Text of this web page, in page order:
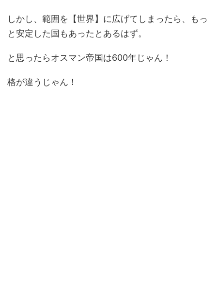
しかし、範囲を【世界】に広げてしまったら、もっ
と安定した国もあったとあるはず。
と思ったらオスマン帝国は600年じゃん！
格が違うじゃん！